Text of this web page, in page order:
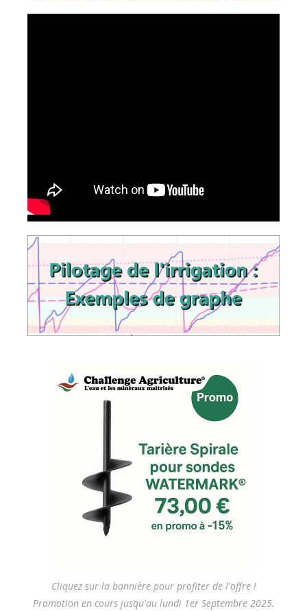
Cliquez sur la bannière pour profiter de l'offre !
Promotion en cours jusqu'au lundi 1er Septembre 2025.